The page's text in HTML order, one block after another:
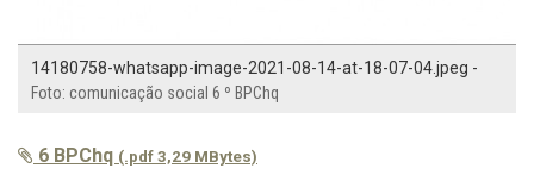
14180758-whatsapp-image-2021-08-14-at-18-07-04.jpeg -
Foto: comunicação social 6 º BPChq
6 BPChq (.pdf 3,29 MBytes)